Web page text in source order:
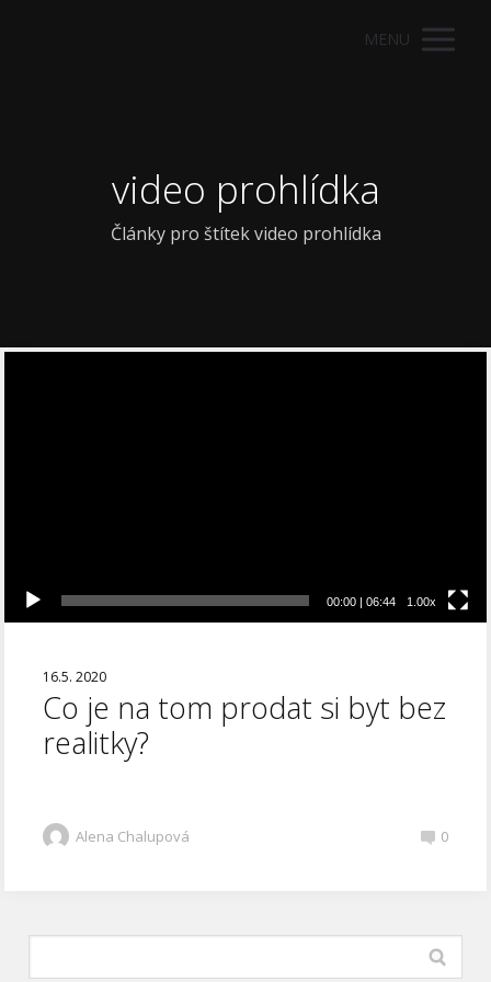
MENU
video prohlídka
Články pro štítek video prohlídka
00:00| 06:44 1.00x
16.5. 2020
Co je na tom prodat si byt bez
realitky?
Alena Chalupová 0